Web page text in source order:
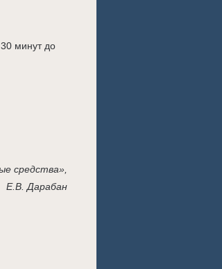
минут до
средства»,
Е.В. Дарабан